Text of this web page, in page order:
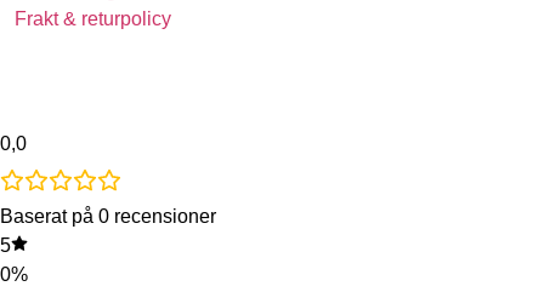
Frakt & returpolicy
0,0
Baserat på 0 recensioner
5
0%